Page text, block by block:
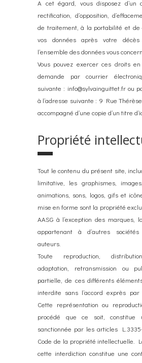
A cet égard, vous disposez d’un
rectification, d’opposition,
de traitement, à la portabilité et de
vos données après votre
l’ensemble des données vous
Vous pouvez exercer ces droits
demande par courrier
suivante : info@sylvainguittet.fr ou
à l’adresse suivante : 9 Rue
accompagné d’une copie d’un titre
Propriété
Tout le contenu du présent site,
limitative, les graphismes,
animations, sons, logos, gifs et
mise en forme sont la propriété
AASG à l’exception des marques,
appartenant à d’autres
auteurs.
Toute reproduction,
adaptation, retransmission ou
partielle, de ces différents
interdite sans l’accord exprès par
Cette représentation ou
procédé que ce soit, constitue
sanctionnée par les articles
Code de la propriété intellectuelle.
cette interdiction constitue une